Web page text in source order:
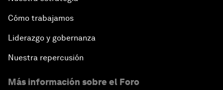
Cómo trabajamos
Liderazgo y gobernanza
Nuestra repercusión
Más información sobre el Foro